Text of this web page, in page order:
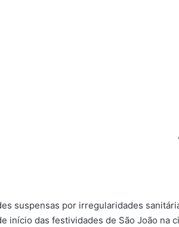
suspensas por irregularidades
início das festividades de São João na